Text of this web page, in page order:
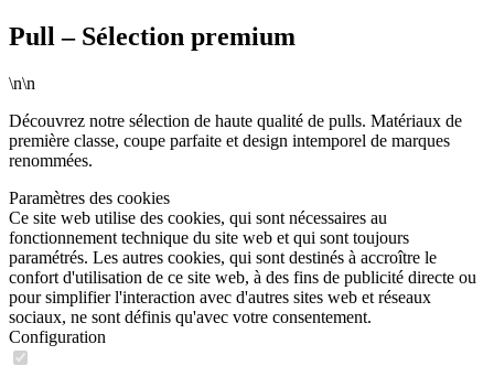
Pull – Sélection premium
\n\n
Découvrez notre sélection de haute qualité de pulls. Matériaux de
première classe, coupe parfaite et design intemporel de marques
renommées.
Paramètres des cookies
Ce site web utilise des cookies, qui sont nécessaires au
fonctionnement technique du site web et qui sont toujours
paramétrés. Les autres cookies, qui sont destinés à accroître le
confort d'utilisation de ce site web, à des fins de publicité directe ou
pour simplifier l'interaction avec d'autres sites web et réseaux
sociaux, ne sont définis qu'avec votre consentement.
Configuration